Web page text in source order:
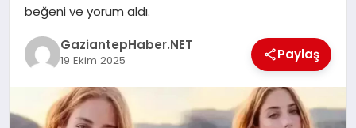
SPOR
SIYASET
beğeni ve yorum aldı.
GaziantepHaber.NET
19 Ekim 2025 Paylaş